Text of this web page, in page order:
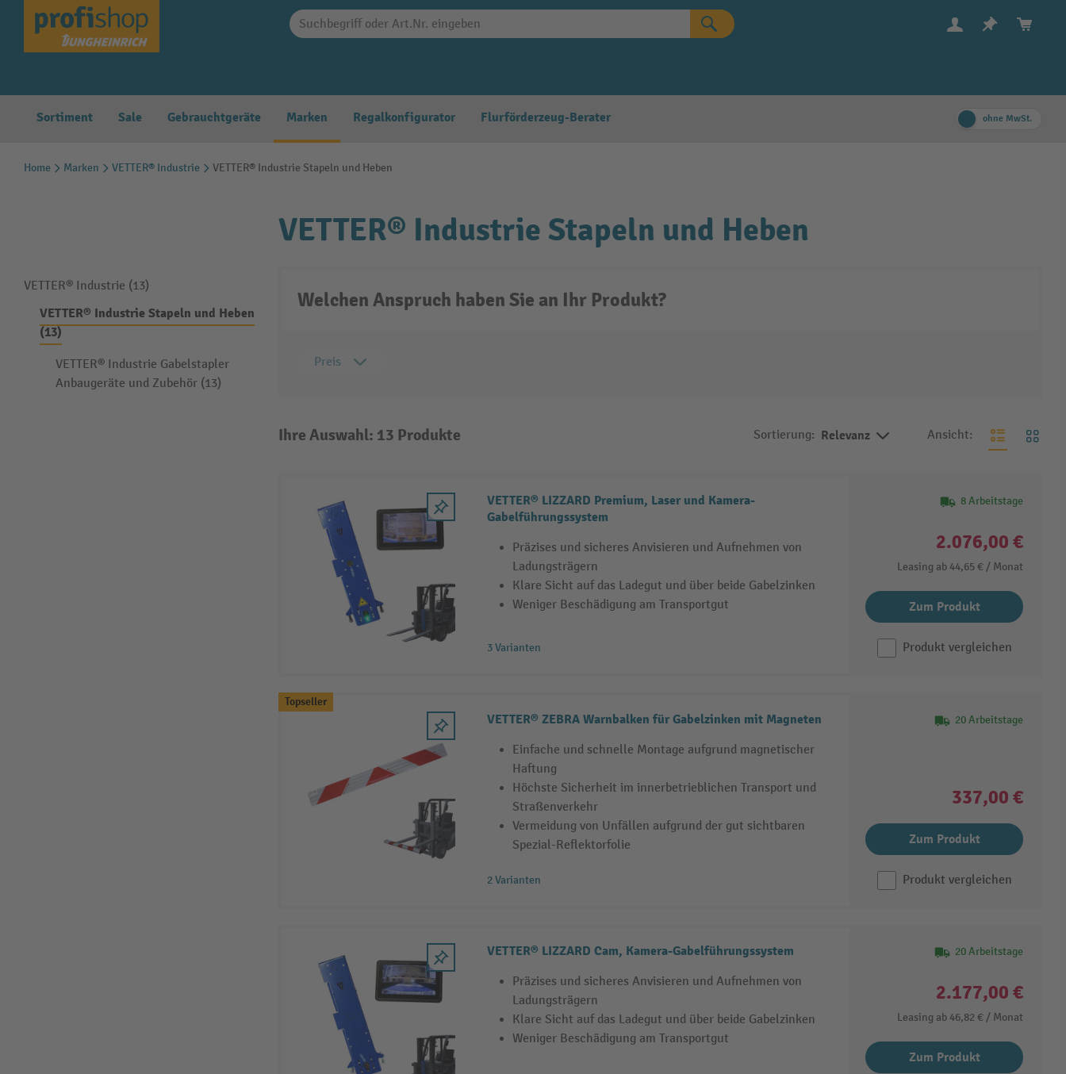
Zur Hauptnavigation springen
Sortiment Sale Gebrauchtgeräte Marken Regalkonfigurator Flurförderzeug-Berater ohne MwSt.
Home Marken VETTER® Industrie VETTER® Industrie Stapeln und Heben
VETTER® Industrie (13)
VETTER® Industrie Stapeln und Heben
(13)
VETTER® Industrie Gabelstapler
Anbaugeräte und Zubehör (13)
VETTER® Industrie Stapeln und Heben
Welchen Anspruch haben Sie an Ihr Produkt?
Preis
Ihre Auswahl: 13 Produkte Sortierung: Relevanz Ansicht:
VETTER® LIZZARD Premium, Laser und Kamera-
Gabelführungssystem
Präzises und sicheres Anvisieren und Aufnehmen von
Ladungsträgern
Klare Sicht auf das Ladegut und über beide Gabelzinken
Weniger Beschädigung am Transportgut
3 Varianten
8 Arbeitstage
2.076,00 €
Leasing ab 44,65 € / Monat
Zum Produkt
Produkt vergleichen
Topseller
VETTER® ZEBRA Warnbalken für Gabelzinken mit Magneten
Einfache und schnelle Montage aufgrund magnetischer
Haftung
Höchste Sicherheit im innerbetrieblichen Transport und
Straßenverkehr
Vermeidung von Unfällen aufgrund der gut sichtbaren
Spezial-Reflektorfolie
2 Varianten
20 Arbeitstage
337,00 €
Zum Produkt
Produkt vergleichen
VETTER® LIZZARD Cam, Kamera-Gabelführungssystem
Präzises und sicheres Anvisieren und Aufnehmen von
Ladungsträgern
Klare Sicht auf das Ladegut und über beide Gabelzinken
Weniger Beschädigung am Transportgut
20 Arbeitstage
2.177,00 €
Leasing ab 46,82 € / Monat
Zum Produkt